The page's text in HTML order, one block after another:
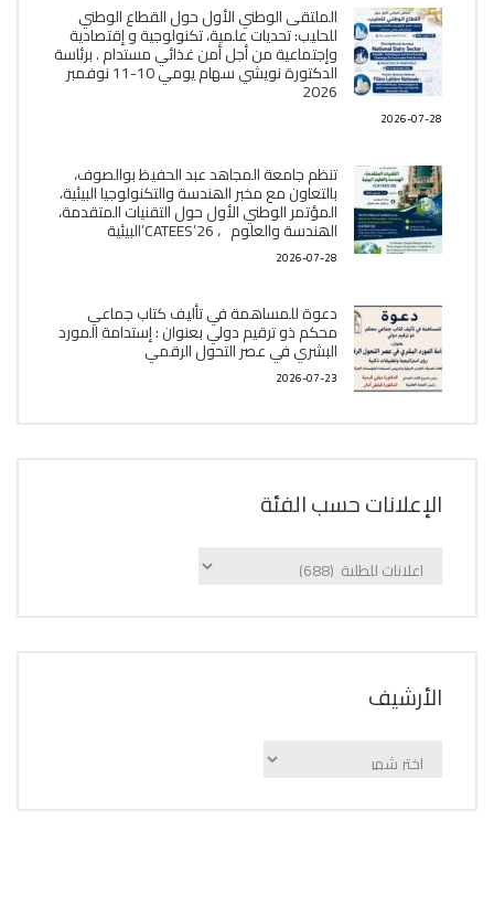
الملتقى الوطني الأول حول القطاع الوطني
للحليب: تحديات علمية، تكنولوجية و إقتصادية
وإجتماعية من أجل أمن غذائي مستدام . برئاسة
الدكتورة نويشي سهام يومي 10-11 نوفمبر
2026
2026-07-28
تنظم جامعة المجاهد عبد الحفيظ بوالصوف،
بالتعاون مع مخبر الھندسة والتكنولوجيا البیئیة،
المؤتمر الوطني الأول حول التقنيات المتقدمة،
الھندسة والعلوم ، CATEES’26’البیئية
2026-07-28
دعوة للمساهمة في تأليف كتاب جماعي
محكم ذو ترقيم دولي بعنوان : إستدامة المورد
البشري في عصر التحول الرقمي
2026-07-23
الإعلانات حسب الفئة
الإعلانات
اﻷرشيف
اﻷرشيف